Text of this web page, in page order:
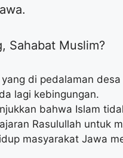
Sahabat Muslim?
di pedalaman
lagi kebingungan.
bahwa Islam
Rasulullah untuk
masyarakat Jawa